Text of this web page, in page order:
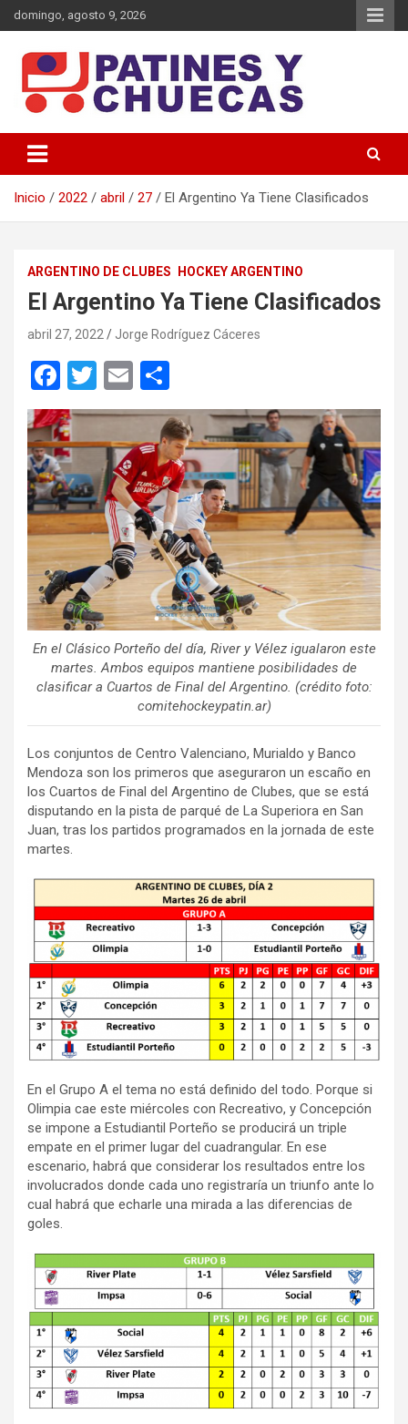
Saltar
al
domingo, agosto 9, 2026
Patines y Chuecas
Inicio 2022 abril 27 El Argentino Ya Tiene Clasificados
ARGENTINO DE CLUBES HOCKEY ARGENTINO
El Argentino Ya Tiene Clasificados
abril 27, 2022 Jorge Rodríguez Cáceres
F
a
ce
b
o
o
k
T
wi
tt
er
E
m
ail
o
m
p
ar
tir
En el Clásico Porteño del día, River y Vélez igualaron este
martes. Ambos equipos mantiene posibilidades de
clasificar a Cuartos de Final del Argentino. (crédito foto:
comitehockeypatin.ar)
Los conjuntos de Centro Valenciano, Murialdo y Banco
Mendoza son los primeros que aseguraron un escaño en
los Cuartos de Final del Argentino de Clubes, que se está
disputando en la pista de parqué de La Superiora en San
Juan, tras los partidos programados en la jornada de este
martes.
En el Grupo A el tema no está definido del todo. Porque si
Olimpia cae este miércoles con Recreativo, y Concepción
se impone a Estudiantil Porteño se producirá un triple
empate en el primer lugar del cuadrangular. En ese
escenario, habrá que considerar los resultados entre los
involucrados donde cada uno registraría un triunfo ante lo
cual habrá que echarle una mirada a las diferencias de
goles.